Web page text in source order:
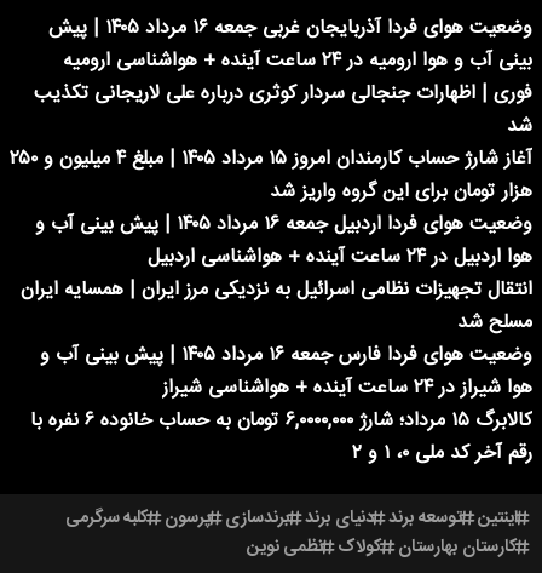
وضعیت هوای فردا آذربایجان غربی جمعه ۱۶ مرداد ۱۴۰۵ | پیش
بینی آب و هوا ارومیه در ۲۴ ساعت آینده + هواشناسی ارومیه
فوری | اظهارات جنجالی سردار کوثری درباره علی لاریجانی تکذیب
شد
آغاز شارژ حساب کارمندان امروز ۱۵ مرداد ۱۴۰۵ | مبلغ ۴ میلیون و ۲۵۰
هزار تومان برای این گروه واریز شد
وضعیت هوای فردا اردبیل جمعه ۱۶ مرداد ۱۴۰۵ | پیش بینی آب و
هوا اردبیل در ۲۴ ساعت آینده + هواشناسی اردبیل
انتقال تجهیزات نظامی اسرائیل به نزدیکی مرز ایران | همسایه ایران
مسلح شد
وضعیت هوای فردا فارس جمعه ۱۶ مرداد ۱۴۰۵ | پیش بینی آب و
هوا شیراز در ۲۴ ساعت آینده + هواشناسی شیراز
کالابرگ ۱۵ مرداد؛ شارژ ۶,۰۰۰۰,۰۰۰ تومان به حساب خانوده ۶ نفره با
رقم آخر کد ملی ۰، ۱ و ۲
اینتین توسعه برند دنیای برند برندسازی پرسون کلبه سرگرمی
کارستان بهارستان کولاک نظمی نوین